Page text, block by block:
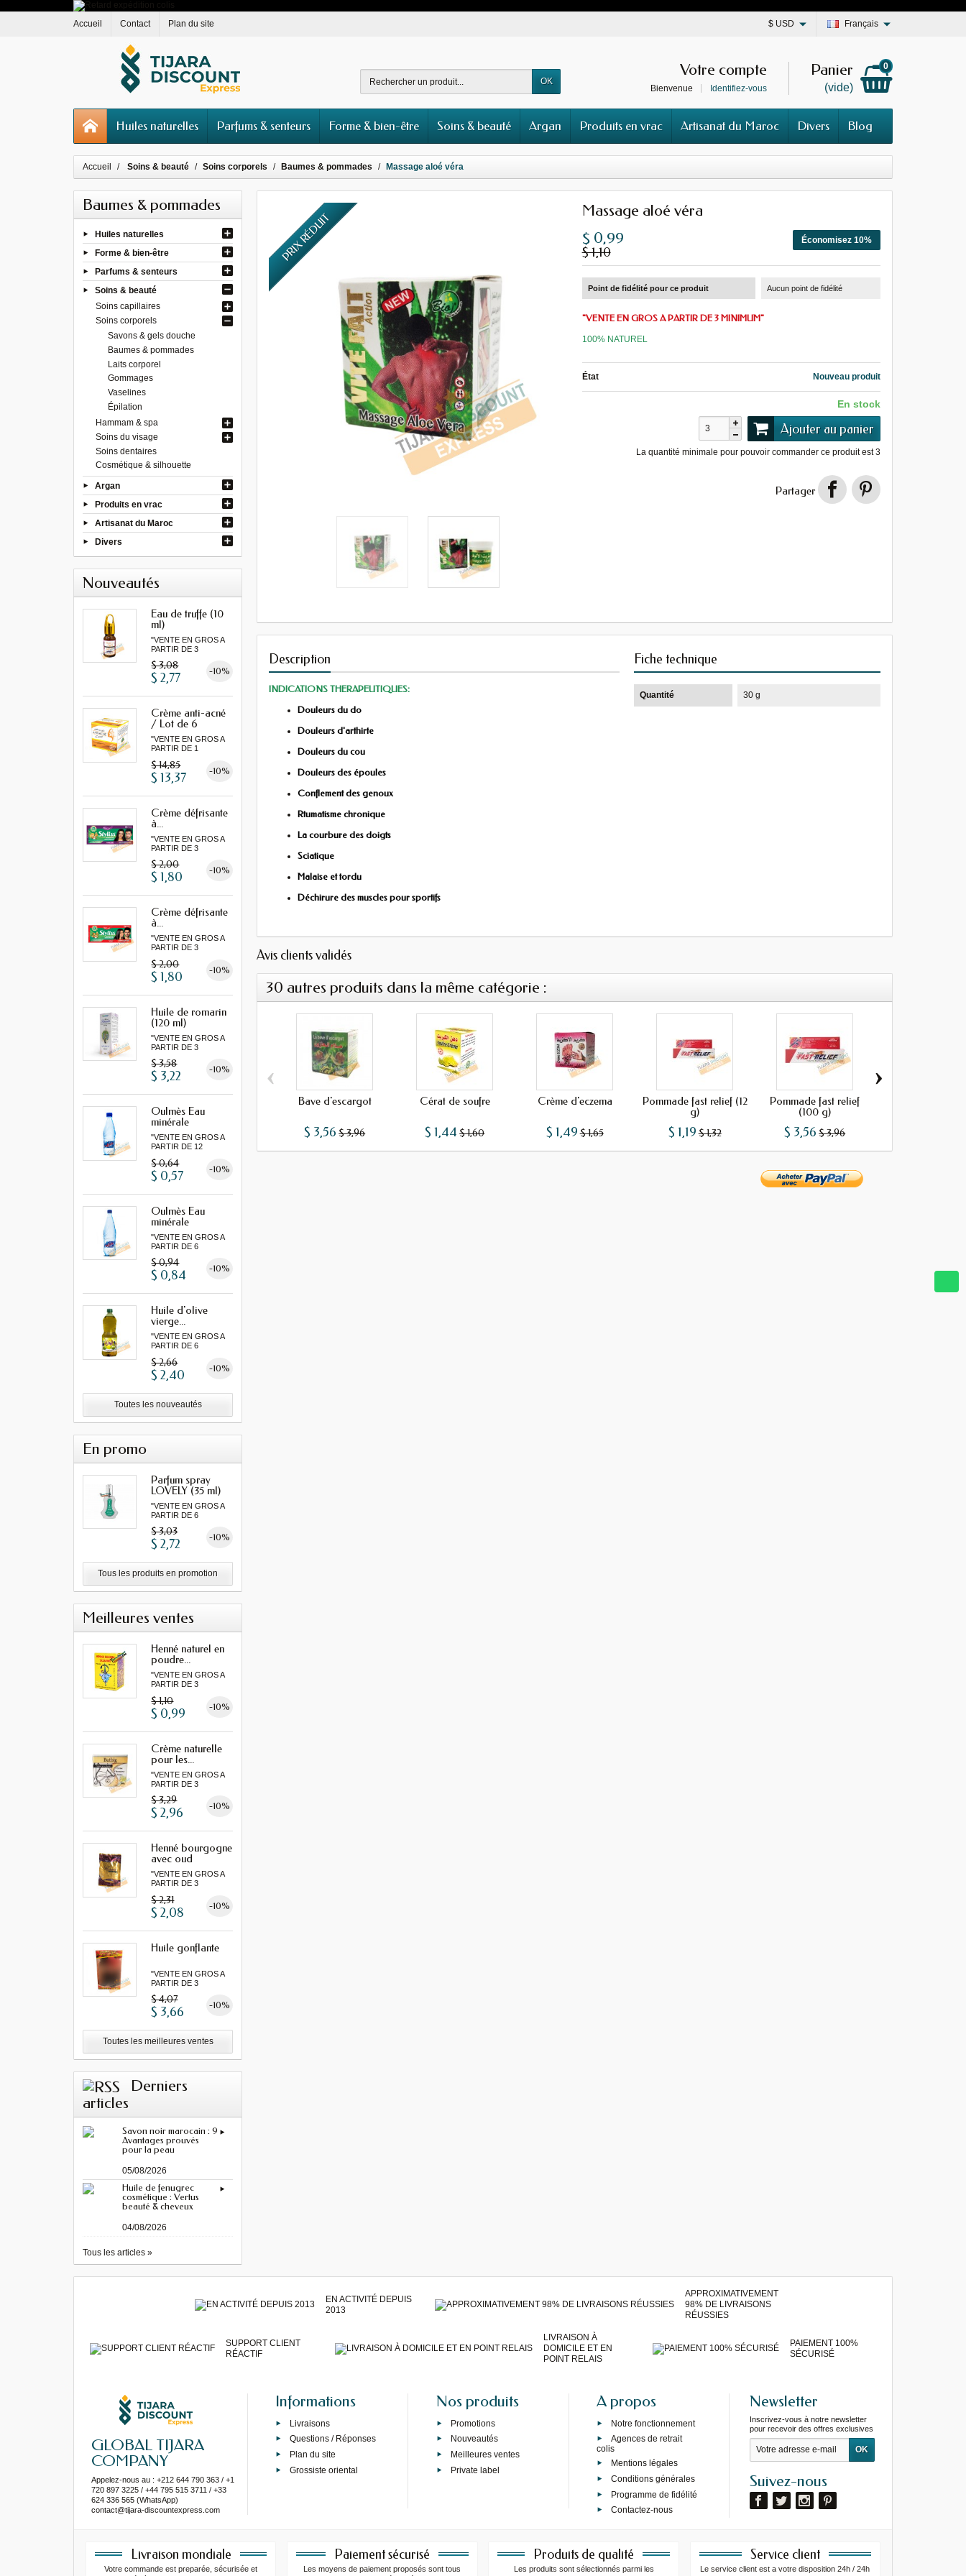
Accueil Contact Plan du site Français
$ USD
OK
Panier
(vide)
0
Votre compte
Bienvenue Identifiez-vous
Huiles naturelles Parfums & senteurs Forme & bien-être Soins & beauté Argan Produits en vrac Artisanat du Maroc Divers Blog
Accueil Soins & beauté Soins corporels Baumes & pommades Massage aloé véra
Baumes & pommades
Huiles naturelles
Forme & bien-être
Parfums & senteurs
Soins & beauté
Soins capillaires
Soins corporels
Savons & gels douche
Baumes & pommades
Laits corporel
Gommages
Vaselines
Épilation
Hammam & spa
Soins du visage
Soins dentaires
Cosmétique & silhouette
Argan
Produits en vrac
Artisanat du Maroc
Divers
Nouveautés
Eau de truffe (10
ml)
"VENTE EN GROS A
PARTIR DE 3
$ 3,08 -10%
$ 2,77
Crème anti-acné
/ Lot de 6
"VENTE EN GROS A
PARTIR DE 1
$ 14,85 -10%
$ 13,37
Crème défrisante
à...
"VENTE EN GROS A
PARTIR DE 3
$ 2,00 -10%
$ 1,80
Crème défrisante
à...
"VENTE EN GROS A
PARTIR DE 3
$ 2,00 -10%
$ 1,80
Huile de romarin
(120 ml)
"VENTE EN GROS A
PARTIR DE 3
$ 3,58 -10%
$ 3,22
Oulmès Eau
minérale
gazeuse...
"VENTE EN GROS A
PARTIR DE 12
$ 0,64 -10%
$ 0,57
Oulmès Eau
minérale
gazeuse...
"VENTE EN GROS A
PARTIR DE 6
$ 0,94 -10%
$ 0,84
Huile d'olive
vierge...
"VENTE EN GROS A
PARTIR DE 6
$ 2,66 -10%
$ 2,40
Toutes les nouveautés
En promo
Parfum spray
LOVELY (35 ml)
"VENTE EN GROS A
PARTIR DE 6
$ 3,03 -10%
$ 2,72
Tous les produits en promotion
Meilleures ventes
Henné naturel en
poudre...
"VENTE EN GROS A
PARTIR DE 3
$ 1,10 -10%
$ 0,99
Crème naturelle
pour les...
"VENTE EN GROS A
PARTIR DE 3
$ 3,29 -10%
$ 2,96
Henné bourgogne
avec oud
"VENTE EN GROS A
PARTIR DE 3
$ 2,31 -10%
$ 2,08
Huile gonflante
"VENTE EN GROS A
PARTIR DE 3
$ 4,07 -10%
$ 3,66
Toutes les meilleures ventes
Derniers
articles
Savon noir marocain : 9
Avantages prouvés
pour la peau
05/08/2026
Huile de fenugrec
cosmétique : Vertus
beauté & cheveux
04/08/2026
Tous les articles »
PRIX RÉDUIT
Massage aloé véra
Économisez 10%
$ 0,99
$ 1,10
Point de fidélité pour ce produit Aucun point de fidélité
"VENTE EN GROS A PARTIR DE 3 MINIMUM"
100% NATUREL
État Nouveau produit
En stock
Ajouter au panier
La quantité minimale pour pouvoir commander ce produit est3
Partager
Description
INDICATIONS THERAPEUTIQUES:
Douleurs du do
Douleurs d'arthirte
Douleurs du cou
Douleurs des époules
Conflement des genoux
Rtumatisme chronique
La courbure des doigts
Sciatique
Malaise et tordu
Déchirure des muscles pour sportifs
Fiche technique
Quantité 30 g
Avis clients validés
30 autres produits dans la même catégorie :
Bave d'escargot
$ 3,56 $ 3,96
Cérat de soufre
$ 1,44 $ 1,60
Crème d'eczema
$ 1,49 $ 1,65
Pommade fast relief (12
g)
$ 1,19 $ 1,32
Pommade fast relief
(100 g)
$ 3,56 $ 3,96
‹ ›
EN ACTIVITÉ DEPUIS
2013
APPROXIMATIVEMENT
98% DE LIVRAISONS
RÉUSSIES
SUPPORT CLIENT
RÉACTIF
LIVRAISON À
DOMICILE ET EN
POINT RELAIS
PAIEMENT 100%
SÉCURISÉ
GLOBAL TIJARA
COMPANY
Appelez-nous au : +212 644 790 363 / +1
720 897 3225 / +44 795 515 3711 / +33
624 336 565 (WhatsApp)
contact@tijara-discountexpress.com
Informations
Livraisons
Questions / Réponses
Plan du site
Grossiste oriental
Nos produits
Promotions
Nouveautés
Meilleures ventes
Private label
A propos
Notre fonctionnement
Agences de retrait
colis
Mentions légales
Conditions générales
Programme de fidélité
Contactez-nous
Newsletter
Inscrivez-vous à notre newsletter
pour recevoir des offres exclusives
Suivez-nous
Livraison mondiale
Votre commande est preparée, sécurisée et
Paiement sécurisé
Les moyens de paiement proposés sont tous
Produits de qualité
Les produits sont sélectionnés parmi les
Service client
Le service client est a votre disposition 24h / 24h